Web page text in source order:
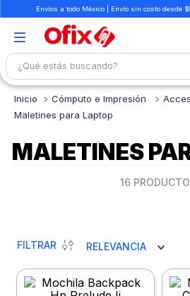
Envíos a todo México | Envío sin costo desde
¿Qué estás buscando?
Cómputo e Impresión
Maletines para Laptop
MALETINES
16
FILTRAR RELEVANCIA
TÉRMINOS MÁS BUSCADOS
1.
mochilas
2 .
libretas
6.
boligrafo
8.
sacapuntas